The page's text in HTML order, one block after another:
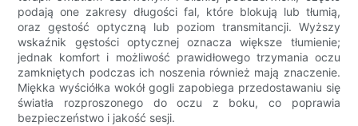
podają one zakresy długości fal, które blokują lub tłumią,
oraz gęstość optyczną lub poziom transmitancji. Wyższy
wskaźnik gęstości optycznej oznacza większe tłumienie;
jednak komfort i możliwość prawidłowego trzymania oczu
zamkniętych podczas ich noszenia również mają znaczenie.
Miękka wyściółka wokół gogli zapobiega przedostawaniu się
światła rozproszonego do oczu z boku, co poprawia
bezpieczeństwo i jakość sesji.